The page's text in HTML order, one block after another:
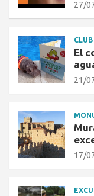
27/
El
21/
17/